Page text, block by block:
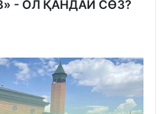
- ОЛ ҚАНДАЙ СӨЗ?